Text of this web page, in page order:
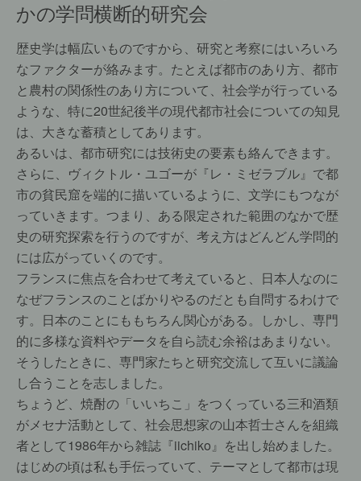
かの学問横断的研究会
歴史学は幅広いものですから、研究と考察にはいろいろ
なファクターが絡みます。たとえば都市のあり方、都市
と農村の関係性のあり方について、社会学が行っている
ような、特に20世紀後半の現代都市社会についての知見
は、大きな蓄積としてあります。
あるいは、都市研究には技術史の要素も絡んできます。
さらに、ヴィクトル・ユゴーが『レ・ミゼラブル』で都
市の貧民窟を端的に描いているように、文学にもつなが
っていきます。つまり、ある限定された範囲のなかで歴
史の研究探索を行うのですが、考え方はどんどん学問的
には広がっていくのです。
フランスに焦点を合わせて考えていると、日本人なのに
なぜフランスのことばかりやるのだとも自問するわけで
す。日本のことにももちろん関心がある。しかし、専門
的に多様な資料やデータを自ら読む余裕はあまりない。
そうしたときに、専門家たちと研究交流して互いに議論
し合うことを志しました。
ちょうど、焼酎の「いいちこ」をつくっている三和酒類
がメセナ活動として、社会思想家の山本哲士さんを組織
者として1986年から雑誌『iichiko』を出し始めました。
はじめの頃は私も手伝っていて、テーマとして都市は現